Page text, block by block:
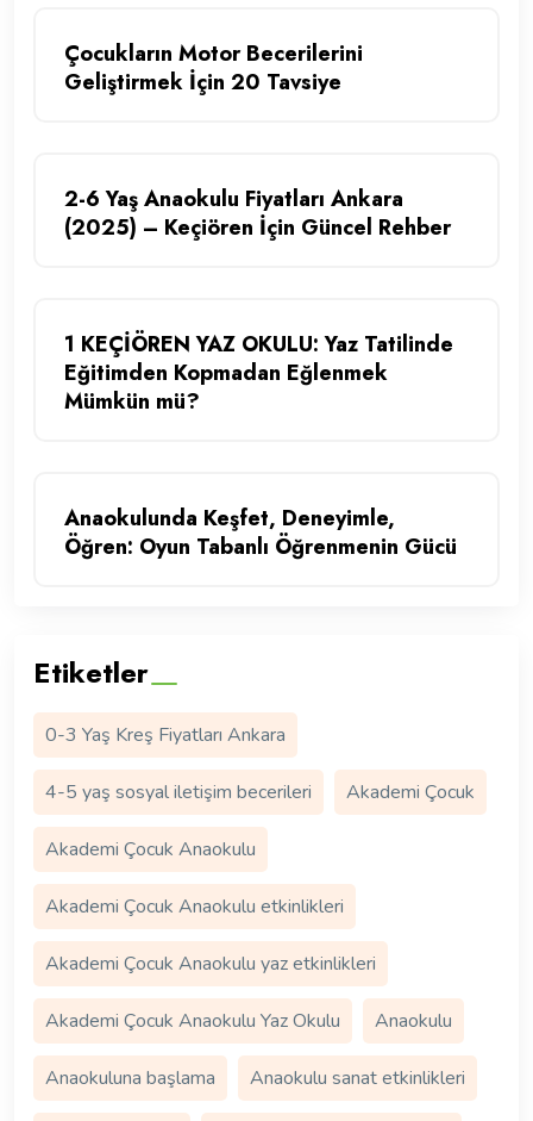
Çocukların Motor Becerilerini
Geliştirmek İçin 20 Tavsiye
2-6 Yaş Anaokulu Fiyatları Ankara
(2025) – Keçiören İçin Güncel Rehber
1 KEÇİÖREN YAZ OKULU: Yaz Tatilinde
Eğitimden Kopmadan Eğlenmek
Mümkün mü?
Anaokulunda Keşfet, Deneyimle,
Öğren: Oyun Tabanlı Öğrenmenin Gücü
Etiketler
0-3 Yaş Kreş Fiyatları Ankara
4-5 yaş sosyal iletişim becerileri Akademi Çocuk
Akademi Çocuk Anaokulu
Akademi Çocuk Anaokulu etkinlikleri
Akademi Çocuk Anaokulu yaz etkinlikleri
Akademi Çocuk Anaokulu Yaz Okulu Anaokulu
Anaokuluna başlama Anaokulu sanat etkinlikleri